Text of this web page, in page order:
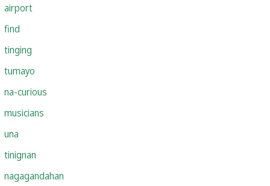
airport
find
tinging
tumayo
na-curious
musicians
una
tinignan
nagagandahan